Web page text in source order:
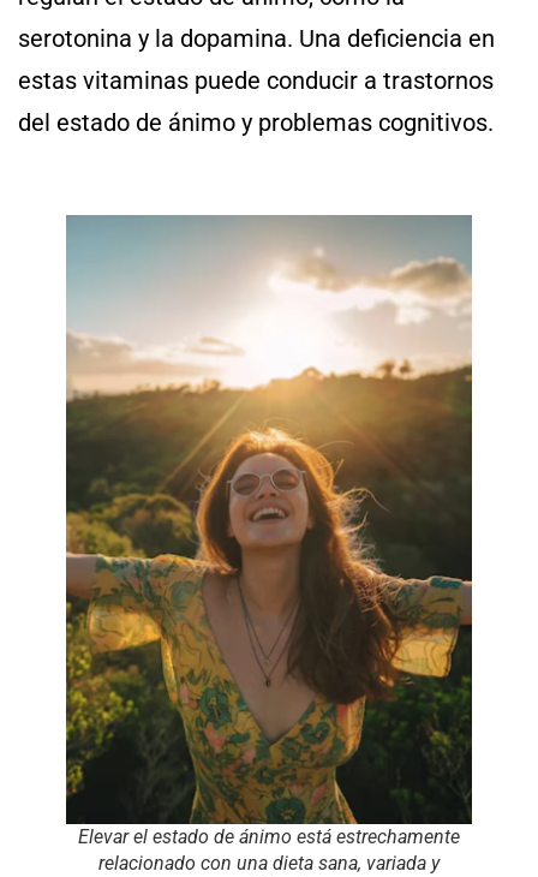
serotonina y la dopamina. Una deficiencia en
estas vitaminas puede conducir a trastornos
del estado de ánimo y problemas cognitivos.
Elevar el estado de ánimo está estrechamente
relacionado con una dieta sana, variada y